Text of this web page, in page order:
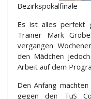
Bezirkspokalfinale
Es ist alles perfekt
Trainer Mark
vergangen
den Mädchen
Arbeit auf dem
Den Anfang
gegen den TuS